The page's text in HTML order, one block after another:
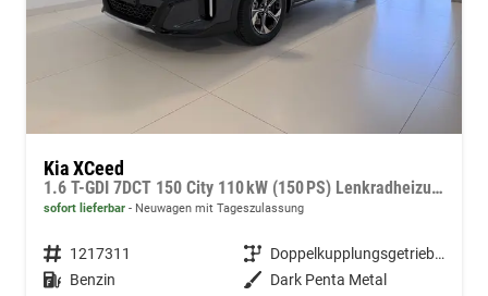
Kia XCeed
1.6 T-GDI 7DCT 150 City 110 kW (150 PS) Lenkradheizung, Sitzheizung, Navigationssystem, Bluetooth, Radio/DAB, Android Auto, Apple CarPlay, Freisprecheinrichtung, Spurhalteassistent, Tempolimitassistent, 16" Leichtmetallfelgen, uvm.
sofort lieferbar Neuwagen mit Tageszulassung
Fahrzeugnummer 1217311 Getriebe
Doppelkupplungsgetriebe (DSG)
Kraftstoff Benzin Außenfarbe Dark Penta Metal